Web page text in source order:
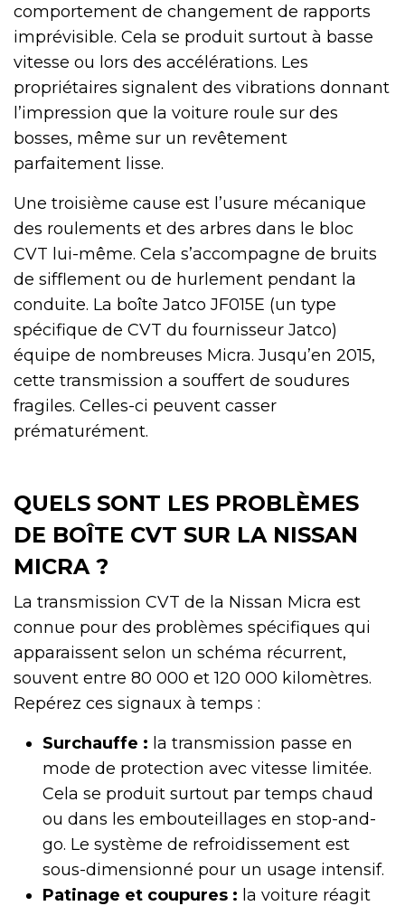
comportement de changement de rapports
imprévisible. Cela se produit surtout à basse
vitesse ou lors des accélérations. Les
propriétaires signalent des vibrations donnant
l’impression que la voiture roule sur des
bosses, même sur un revêtement
parfaitement lisse.
Une troisième cause est l’usure mécanique
des roulements et des arbres dans le bloc
CVT lui-même. Cela s’accompagne de bruits
de sifflement ou de hurlement pendant la
conduite. La boîte Jatco JF015E (un type
spécifique de CVT du fournisseur Jatco)
équipe de nombreuses Micra. Jusqu’en 2015,
cette transmission a souffert de soudures
fragiles. Celles-ci peuvent casser
prématurément.
QUELS SONT LES PROBLÈMES
DE BOÎTE CVT SUR LA NISSAN
MICRA ?
La transmission CVT de la Nissan Micra est
connue pour des problèmes spécifiques qui
apparaissent selon un schéma récurrent,
souvent entre 80 000 et 120 000 kilomètres.
Repérez ces signaux à temps :
Surchauffe : la transmission passe en
mode de protection avec vitesse limitée.
Cela se produit surtout par temps chaud
ou dans les embouteillages en stop-and-
go. Le système de refroidissement est
sous-dimensionné pour un usage intensif.
Patinage et coupures : la voiture réagit